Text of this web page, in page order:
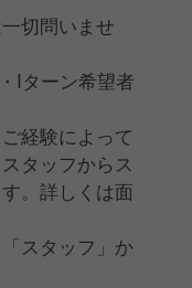
切問いませ
Iターン希望者
経験によって
タッフからス
。詳しくは面
スタッフ」か